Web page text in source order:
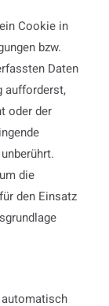
Cookie in
bzw.
Daten
aufforderst,
oder der
die
den Einsatz
automatisch